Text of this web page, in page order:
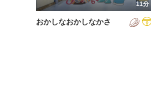
11分
おかしなおかしなかさ